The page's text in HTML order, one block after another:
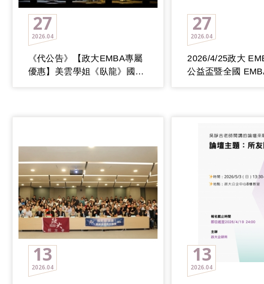
27
04
2026
《代公告》【政大EMBA專屬
優惠】美雲學姐《臥龍》國際
27
04
2026
2026/4/25政大
公益盃暨全國
13
04
2026
13
04
2026